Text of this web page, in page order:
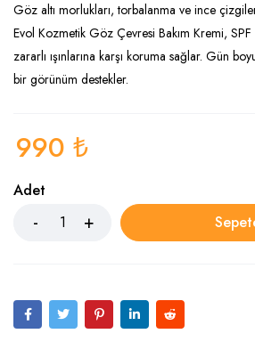
Göz altı morlukları, torbalanma ve ince
Evol Kozmetik Göz Çevresi Bakım Kremi,
zararlı ışınlarına karşı koruma sağlar. Gün
bir görünüm destekler.
990 ₺
Adet